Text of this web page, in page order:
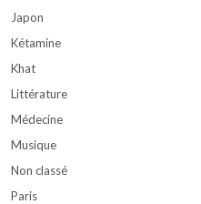
Japon
Kétamine
Khat
Littérature
Médecine
Musique
Non classé
Paris